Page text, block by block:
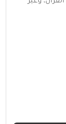
وغير